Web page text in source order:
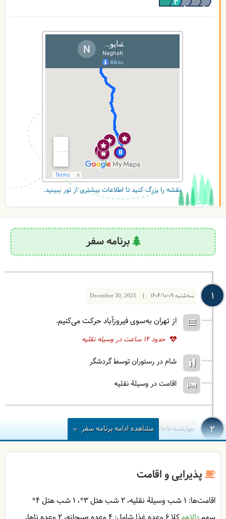
نقشه را بزرگ کنید تا اطلاعات بیشتری از تور ببینید.
برنامه سفر
1 سه‌شنبه December 30, 2025 | 1404/10/09
از تهران به‌سوی فیروزآباد حرکت می‌کنیم.
حدود 14 ساعت در وسیله نقلیه
شام در رستوران توسط گردشگر
اقامت در وسیلۀ نقلیه
2 چهارشنبه December 31, 2025 | 1404/10/10
سنگ نگاره تنگاب (نقش رستم فیروزآباد) بازدید می‌کنیم.
پس از ناهار بازدید از کاخ اردشیر و شهر تاریخی گور را
داریم. سرانجام برای صرف شام و اقامت به‌سوی بوشهر
می‌رویم.
مشاهدهادامهبرنامه سفر
پذیرایی و اقامت
اقامت‌ها: 1 شب وسیلۀ نقلیه 2 شب هتل ۳*
1 شب هتل ۴*